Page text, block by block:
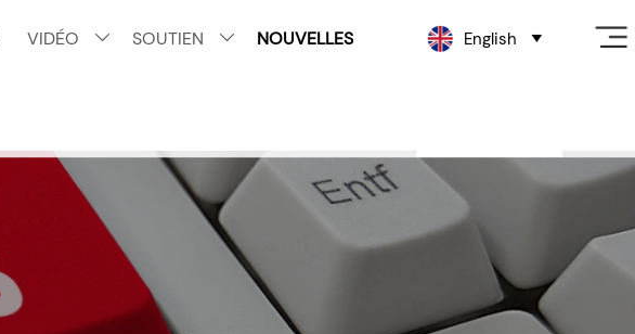
VIDÉO  SOUTIEN  NOUVELLES English 